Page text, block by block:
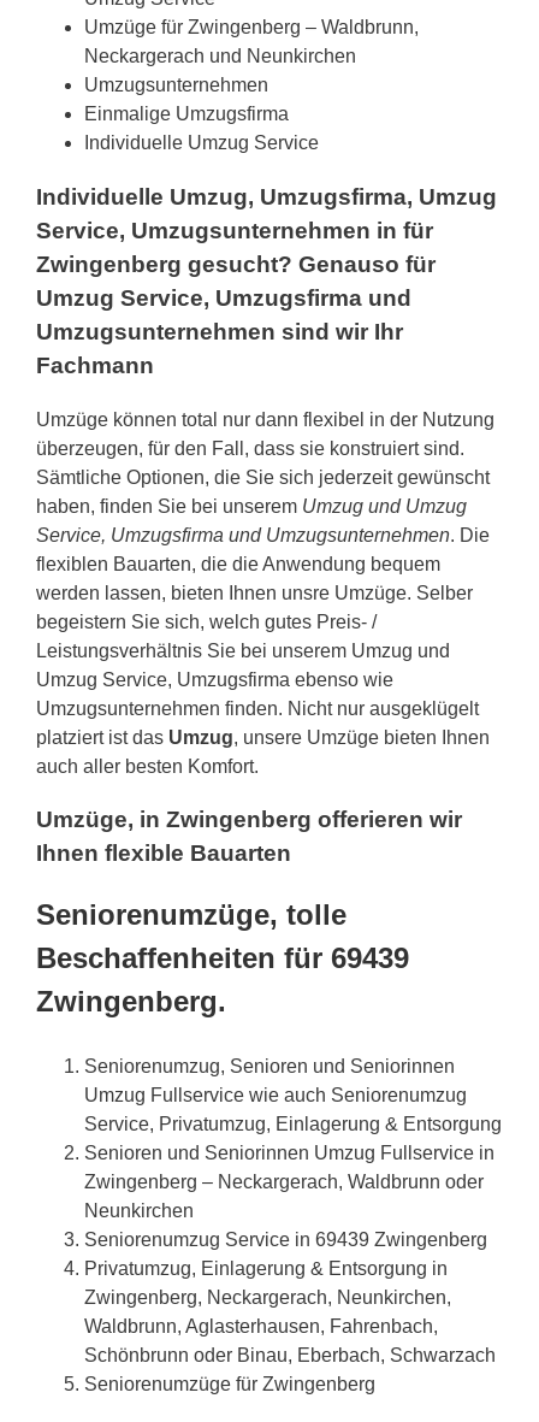
Umzüge für Zwingenberg – Waldbrunn,
Neckargerach und Neunkirchen
Umzugsunternehmen
Einmalige Umzugsfirma
Individuelle Umzug Service
Individuelle Umzug, Umzugsfirma, Umzug
Service, Umzugsunternehmen in für
Zwingenberg gesucht? Genauso für
Umzug Service, Umzugsfirma und
Umzugsunternehmen sind wir Ihr
Fachmann
Umzüge können total nur dann flexibel in der Nutzung
überzeugen, für den Fall, dass sie konstruiert sind.
Sämtliche Optionen, die Sie sich jederzeit gewünscht
haben, finden Sie bei unserem Umzug und Umzug
Service, Umzugsfirma und Umzugsunternehmen. Die
flexiblen Bauarten, die die Anwendung bequem
werden lassen, bieten Ihnen unsre Umzüge. Selber
begeistern Sie sich, welch gutes Preis- /
Leistungsverhältnis Sie bei unserem Umzug und
Umzug Service, Umzugsfirma ebenso wie
Umzugsunternehmen finden. Nicht nur ausgeklügelt
platziert ist das Umzug, unsere Umzüge bieten Ihnen
auch aller besten Komfort.
Umzüge, in Zwingenberg offerieren wir
Ihnen flexible Bauarten
Seniorenumzüge, tolle
Beschaffenheiten für 69439
Zwingenberg.
Seniorenumzug, Senioren und Seniorinnen
Umzug Fullservice wie auch Seniorenumzug
Service, Privatumzug, Einlagerung & Entsorgung
Senioren und Seniorinnen Umzug Fullservice in
Zwingenberg – Neckargerach, Waldbrunn oder
Neunkirchen
Seniorenumzug Service in 69439 Zwingenberg
Privatumzug, Einlagerung & Entsorgung in
Zwingenberg, Neckargerach, Neunkirchen,
Waldbrunn, Aglasterhausen, Fahrenbach,
Schönbrunn oder Binau, Eberbach, Schwarzach
Seniorenumzüge für Zwingenberg